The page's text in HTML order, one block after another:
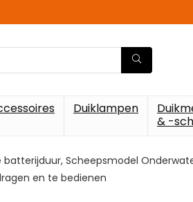
Duiklampen
& -
Scheepsmodel
en te bedienen